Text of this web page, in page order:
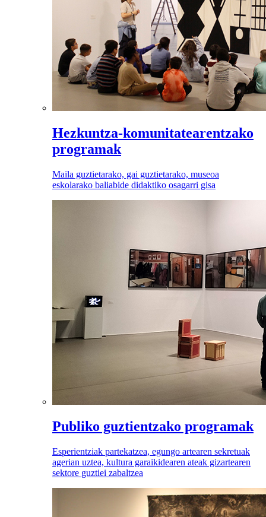
Hezkuntza-komunitatearentzako
programak
Maila guztietarako, gai guztietarako, museoa
eskolarako baliabide didaktiko osagarri gisa
Publiko guztientzako programak
Esperientziak partekatzea, egungo artearen sekretuak
agerian uztea, kultura garaikidearen ateak gizartearen
sektore guztiei zabaltzea